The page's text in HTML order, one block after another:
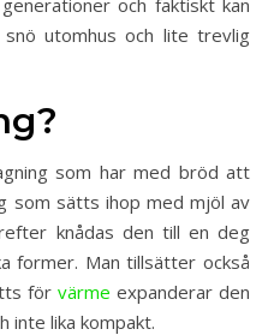
utomhus och lite trevlig
som har med bröd att
som sätts ihop med mjöl av
knådas den till en deg
former. Man tillsätter också
för värme expanderar den
inte lika kompakt.